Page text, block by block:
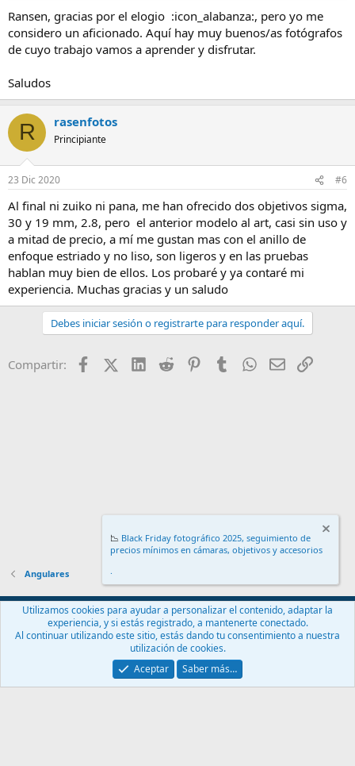
Ransen, gracias por el elogio :icon_alabanza:, pero yo me
considero un aficionado. Aquí hay muy buenos/as fotógrafos
de cuyo trabajo vamos a aprender y disfrutar.
Saludos
R rasenfotos
Principiante
23 Dic 2020 #6
Al final ni zuiko ni pana, me han ofrecido dos objetivos sigma,
30 y 19 mm, 2.8, pero el anterior modelo al art, casi sin uso y
a mitad de precio, a mí me gustan mas con el anillo de
enfoque estriado y no liso, son ligeros y en las pruebas
hablan muy bien de ellos. Los probaré y ya contaré mi
experiencia. Muchas gracias y un saludo
Debes iniciar sesión o registrarte para responder aquí.
Compartir: FacebookX (Twitter)
LinkedIn
Reddit PinterestTumblr WhatsApp
EmailEnlace
Angulares
Español (ES)
Contáctanos
Términos y reglas Política de privacidad
Ayuda
Community platform by XenForo® © 2010-2024 XenForo Ltd.
📉 Black Friday fotográfico 2025, seguimiento de
precios mínimos en cámaras, objetivos y accesorios
.
Utilizamos cookies para ayudar a personalizar el contenido, adaptar la
experiencia, y si estás registrado, a mantenerte conectado.
Al continuar utilizando este sitio, estás dando tu consentimiento a nuestra
utilización de cookies.
Aceptar
Saber más…